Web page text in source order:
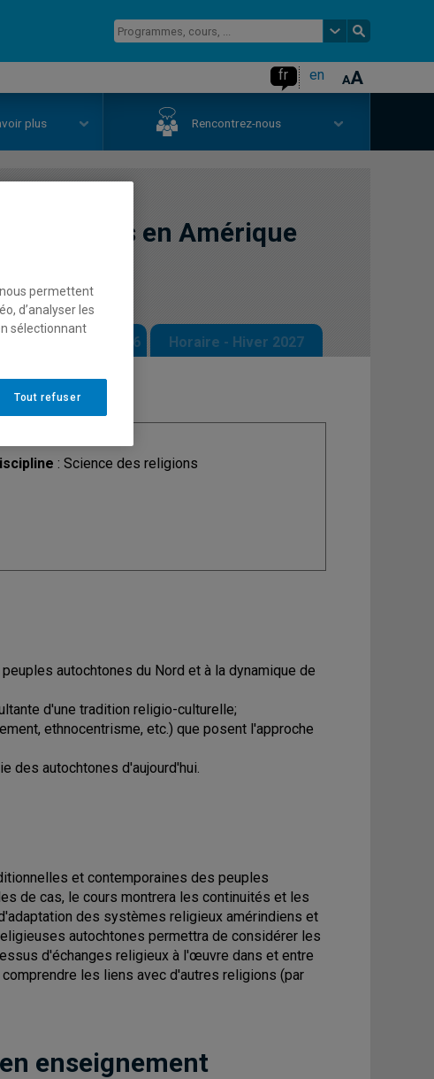
fr en
plus Rencontrez-nous
en Amérique
- Automne 2026 Horaire - Hiver 2027
: Science des religions
autochtones du Nord et à la dynamique de
d'une tradition religio-culturelle;
ethnocentrisme, etc.) que posent l'approche
des autochtones d'aujourd'hui.
et contemporaines des peuples
de cas, le cours montrera les continuités et les
des systèmes religieux amérindiens et
autochtones permettra de considérer les
d'échanges religieux à l'œuvre dans et entre
les liens avec d'autres religions (par
enseignement
permettent
d’analyser les
sélectionnant
Tout refuser